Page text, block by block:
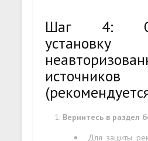
Шаг 4:
источников
Вернитесь в раздел
Для защиты